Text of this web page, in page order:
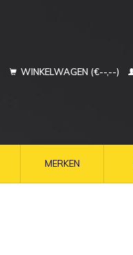
WINKELWAGEN (€--,--)
MERKEN